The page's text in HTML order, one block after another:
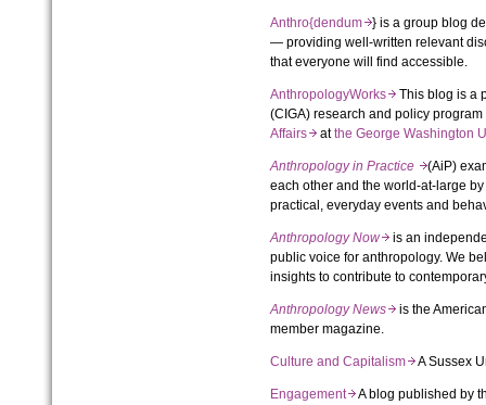
Anthro{dendum} is a group blog
— providing well-written relevant
that everyone will find accessible.
AnthropologyWorksThis blog is a
(CIGA) research and policy
Affairsatthe George Washington
Anthropology in Practice(AiP)
each other and the world-at-large
practical, everyday events and
Anthropology Nowis an
public voice for anthropology. We
insights to contribute to
Anthropology News is the
member magazine.
Culture and CapitalismA Sussex
EngagementA blog published by